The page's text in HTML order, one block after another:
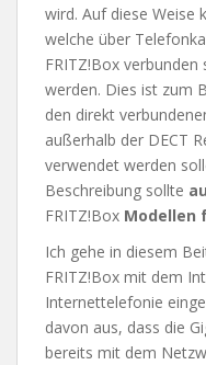
wird. Auf diese Weise
welche über
FRITZ!Box
werden. Dies ist zum
den direkt
außerhalb der DECT
verwendet werden
Beschreibung sollte
FRITZ!Box Modellen
Ich gehe in diesem
FRITZ!Box mit dem
Internettelefonie
davon aus, dass die
bereits mit dem